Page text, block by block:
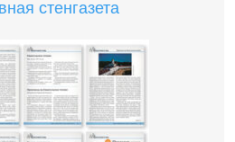
стенгазета